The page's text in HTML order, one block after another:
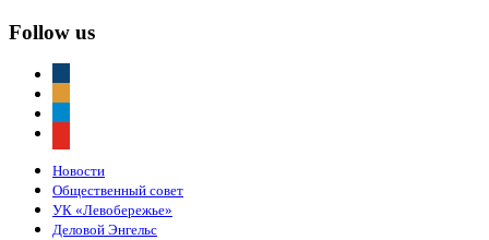
Follow us
Новости
Общественный совет
УК «Левобережье»
Деловой Энгельс